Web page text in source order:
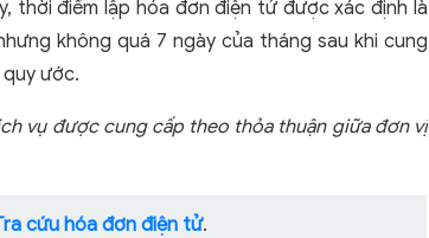
thời điểm lập hóa đơn điện tử được xác định là
không quá 7 ngày của tháng sau khi cung
ước.
vụ được cung cấp theo thỏa thuận giữa đơn vị
cứu hóa đơn điện tử.